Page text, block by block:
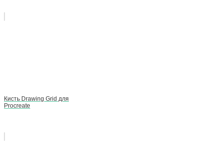
Кисть Drawing Grid для
Procreate